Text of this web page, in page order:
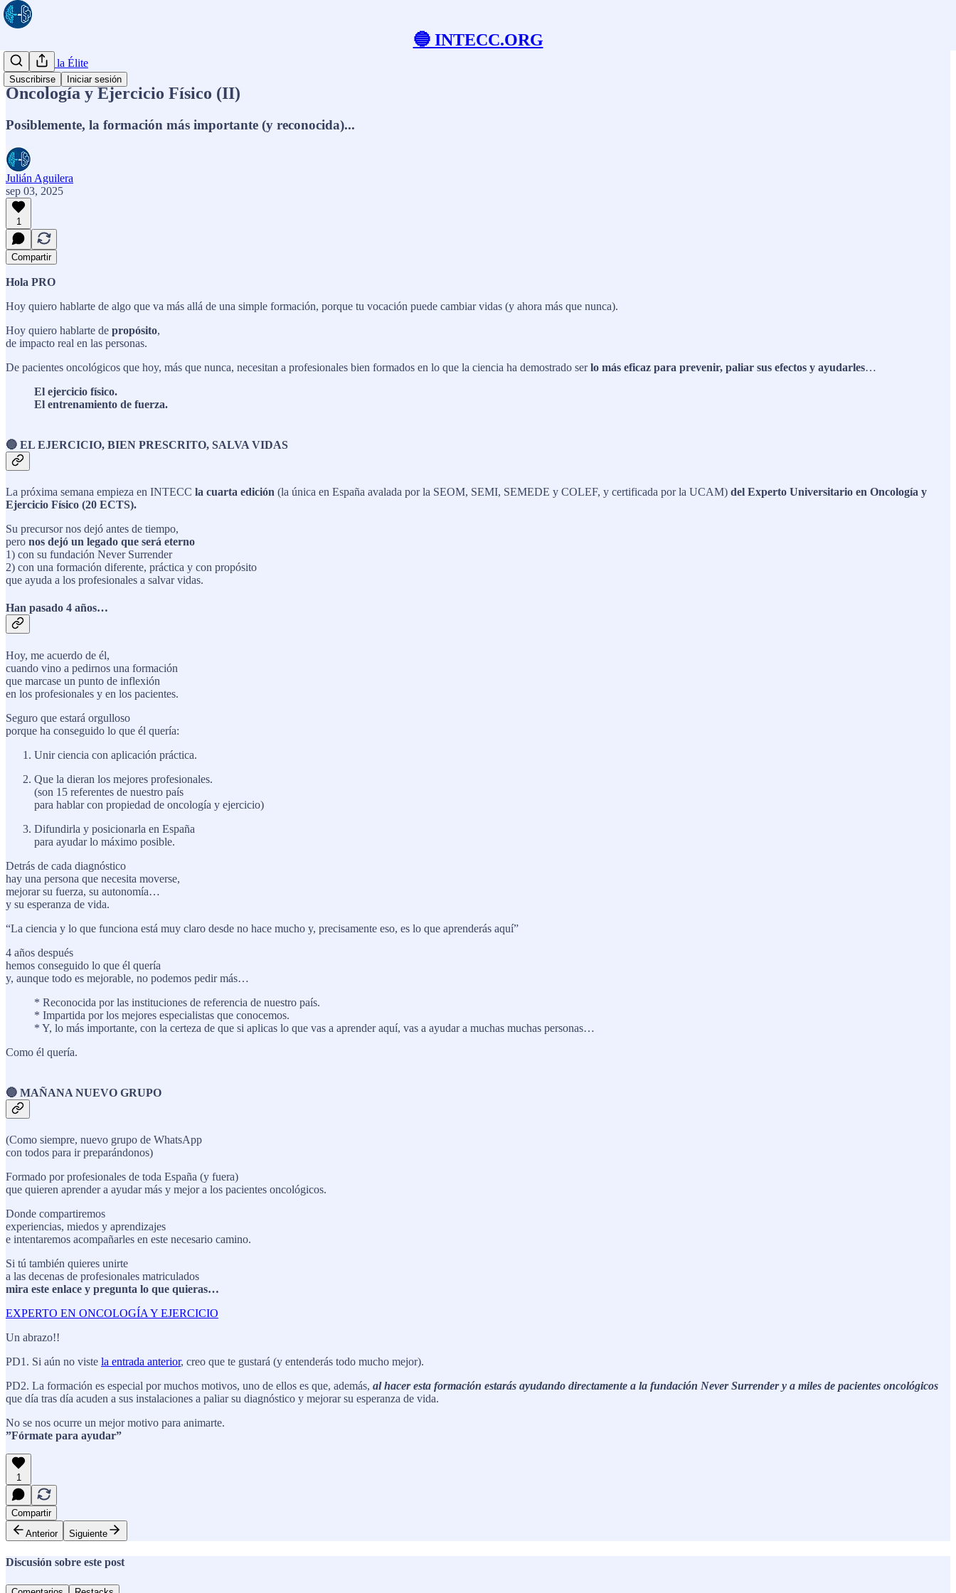
🔵 INTECC.ORG
Suscribirse Iniciar sesión
El Club de la Élite
Oncología y Ejercicio Físico (II)
Posiblemente, la formación más importante (y reconocida)...
Julián Aguilera
sep 03, 2025
1
Compartir
Hola PRO
Hoy quiero hablarte de algo que va más allá de una simple formación, porque tu vocación puede cambiar vidas (y ahora más que nunca).
Hoy quiero hablarte de propósito,
de impacto real en las personas.
De pacientes oncológicos que hoy, más que nunca, necesitan a profesionales bien formados en lo que la ciencia ha demostrado serlo más eficaz para prevenir, paliar sus efectos y ayudarles…
El ejercicio físico.
El entrenamiento de fuerza.
🔵 EL EJERCICIO, BIEN PRESCRITO, SALVA VIDAS
La próxima semana empieza en INTECC la cuarta edición (la única en España avalada por la SEOM, SEMI, SEMEDE y COLEF, y certificada por la UCAM) del Experto Universitario en Oncología y
Ejercicio Físico (20 ECTS).
Su precursor nos dejó antes de tiempo,
pero nos dejó un legado que será eterno
1) con su fundación Never Surrender
2) con una formación diferente, práctica y con propósito
que ayuda a los profesionales a salvar vidas.
Han pasado 4 años…
Hoy, me acuerdo de él,
cuando vino a pedirnos una formación
que marcase un punto de inflexión
en los profesionales y en los pacientes.
Seguro que estará orgulloso
porque ha conseguido lo que él quería:
Unir ciencia con aplicación práctica.
Que la dieran los mejores profesionales.
(son 15 referentes de nuestro país
para hablar con propiedad de oncología y ejercicio)
Difundirla y posicionarla en España
para ayudar lo máximo posible.
Detrás de cada diagnóstico
hay una persona que necesita moverse,
mejorar su fuerza, su autonomía…
y su esperanza de vida.
“La ciencia y lo que funciona está muy claro desde no hace mucho y, precisamente eso, es lo que aprenderás aquí”
4 años después
hemos conseguido lo que él quería
y, aunque todo es mejorable, no podemos pedir más…
* Reconocida por las instituciones de referencia de nuestro país.
* Impartida por los mejores especialistas que conocemos.
* Y, lo más importante, con la certeza de que si aplicas lo que vas a aprender aquí, vas a ayudar a muchas muchas personas…
Como él quería.
🔵 MAÑANA NUEVO GRUPO
(Como siempre, nuevo grupo de WhatsApp
con todos para ir preparándonos)
Formado por profesionales de toda España (y fuera)
que quieren aprender a ayudar más y mejor a los pacientes oncológicos.
Donde compartiremos
experiencias, miedos y aprendizajes
e intentaremos acompañarles en este necesario camino.
Si tú también quieres unirte
a las decenas de profesionales matriculados
mira este enlace y pregunta lo que quieras…
EXPERTO EN ONCOLOGÍA Y EJERCICIO
Un abrazo!!
PD1. Si aún no viste la entrada anterior, creo que te gustará (y entenderás todo mucho mejor).
PD2. La formación es especial por muchos motivos, uno de ellos es que, además, al hacer esta formación estarás ayudando directamente a la fundación Never Surrender y a miles de pacientes oncológicos
que día tras día acuden a sus instalaciones a paliar su diagnóstico y mejorar su esperanza de vida.
No se nos ocurre un mejor motivo para animarte.
”Fórmate para ayudar”
1
Compartir
Anterior
Siguiente
Discusión sobre este post